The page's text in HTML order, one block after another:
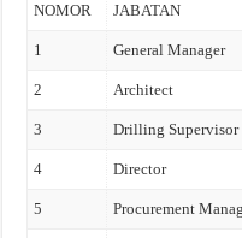
NOMOR JABATAN
1 General Manager
2 Architect
3 Drilling Supervisor
4 Director
5 Procurement